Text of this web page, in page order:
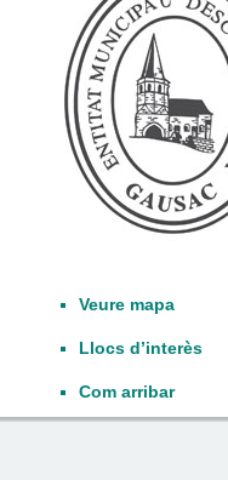
Veure mapa
Llocs d’interès
Com arribar